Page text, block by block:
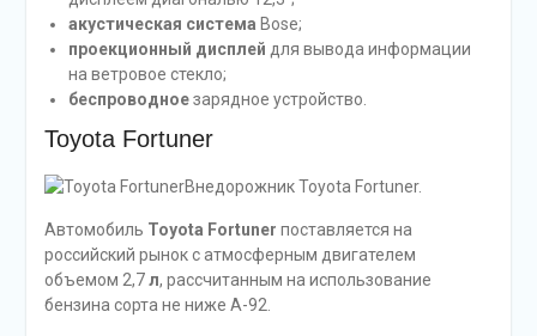
акустическая система Bose;
проекционный дисплей для вывода информации
на ветровое стекло;
беспроводноезарядное устройство.
Toyota Fortuner
Внедорожник Toyota Fortuner.
Автомобиль Toyota Fortuner поставляется на
российский рынок с атмосферным двигателем
объемом 2,7л, рассчитанным на использование
бензина сорта не ниже А-92.